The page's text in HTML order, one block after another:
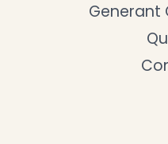
Generant